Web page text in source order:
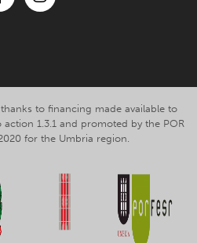
to financing made available to
1.3.1 and promoted by the POR
for the Umbria region.